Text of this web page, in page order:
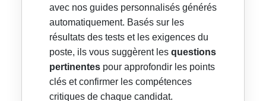
avec nos guides personnalisés générés
automatiquement. Basés sur les
résultats des tests et les exigences du
poste, ils vous suggèrent les questions
pertinentes pour approfondir les points
clés et confirmer les compétences
critiques de chaque candidat.